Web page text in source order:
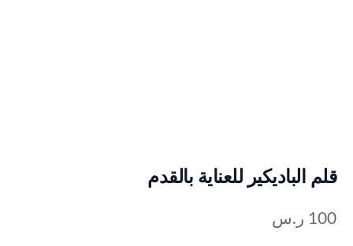
قلم الباديكير للعناية بالقدم
100 ر.س